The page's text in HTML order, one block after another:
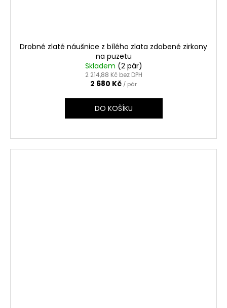
Drobné zlaté náušnice z bílého zlata zdobené zirkony
na puzetu
Skladem (2 pár)
2 214,88 Kč bez DPH
2 680 Kč / pár
DO KOŠÍKU